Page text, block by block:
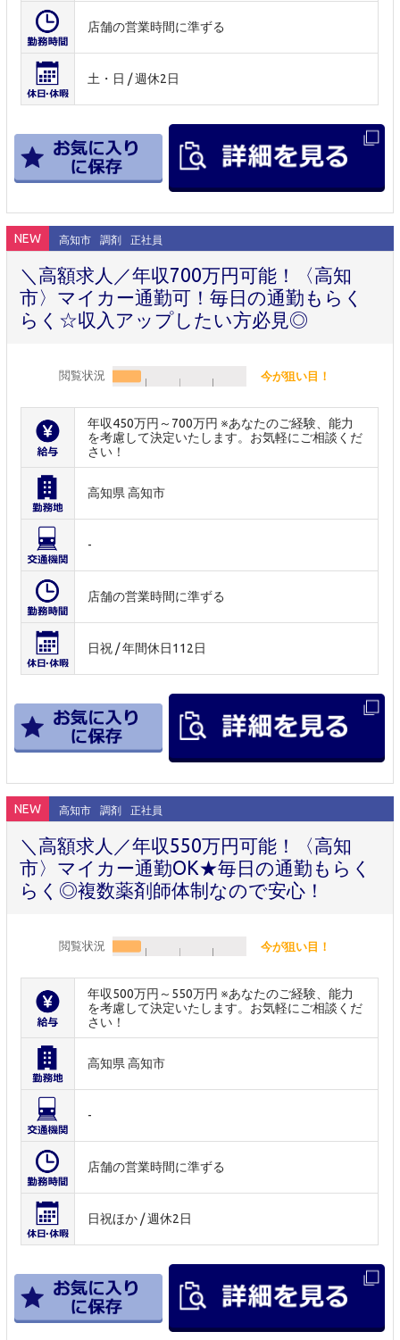
店舗の営業時間に準ずる
土・日 / 週休2日
NEW 高知市 調剤 正社員
＼高額求人／年収700万円可能！〈高知
市〉マイカー通勤可！毎日の通勤もらく
らく☆収入アップしたい方必見◎
閲覧状況 今が狙い目！
年収450万円～700万円 ※あなたのご経験、能力
を考慮して決定いたします。お気軽にご相談くだ
さい！
高知県 高知市
-
店舗の営業時間に準ずる
日祝 / 年間休日112日
NEW 高知市 調剤 正社員
＼高額求人／年収550万円可能！〈高知
市〉マイカー通勤OK★毎日の通勤もらく
らく◎複数薬剤師体制なので安心！
閲覧状況 今が狙い目！
年収500万円～550万円 ※あなたのご経験、能力
を考慮して決定いたします。お気軽にご相談くだ
さい！
高知県 高知市
-
店舗の営業時間に準ずる
日祝ほか / 週休2日